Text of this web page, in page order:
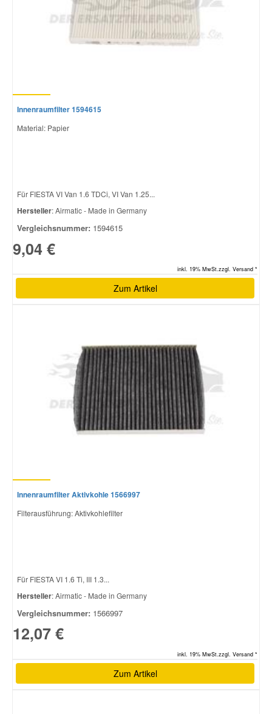
Innenraumfilter 1594615
Material: Papier
Für FIESTA VI Van 1.6 TDCi, VI Van 1.25...
Hersteller: Airmatic - Made in Germany
Vergleichsnummer: 1594615
9,04 €
inkl. 19% MwSt.zzgl. Versand *
Zum Artikel
Innenraumfilter Aktivkohle 1566997
Filterausführung: Aktivkohlefilter
Für FIESTA VI 1.6 Ti, III 1.3...
Hersteller: Airmatic - Made in Germany
Vergleichsnummer: 1566997
12,07 €
inkl. 19% MwSt.zzgl. Versand *
Zum Artikel